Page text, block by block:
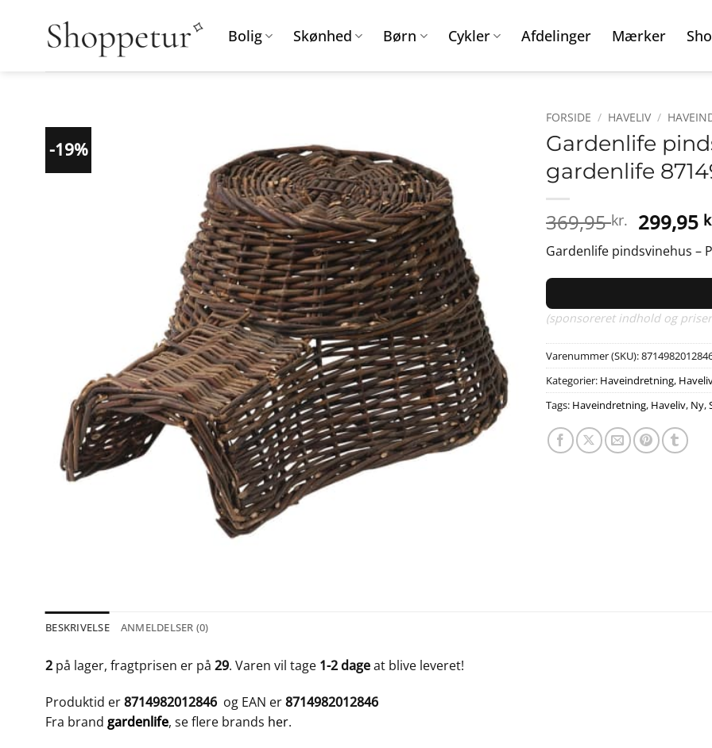
Bolig Skønhed Børn Cykler Afdelinger Mærker
-19%
FORSIDE / HAVELIV /
Gardenlife
gardenlife
369,95kr. Den
pris
var:
299,95
Gardenlife pindsvinehus –
(sponsoreret indhold og
Varenummer (SKU):
Kategorier: Haveindretning,
Tags: Haveindretning, Haveliv, Ny,
BESKRIVELSE ANMELDELSER (0)
2 på lager, fragtprisen er på 29. Varen vil tage 1-2 dageat blive leveret!
Produktid er8714982012846 og EAN er8714982012846
Fra brand gardenlife, se flere brands her.